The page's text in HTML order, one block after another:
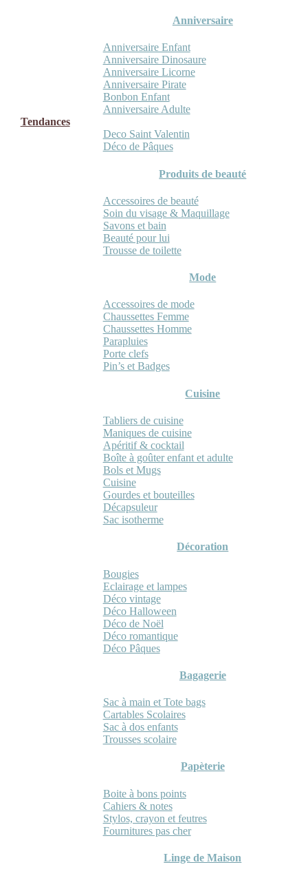
Anniversaire
Anniversaire Enfant
Anniversaire Dinosaure
Anniversaire Licorne
Anniversaire Pirate
Bonbon Enfant
Anniversaire Adulte
Tendances
Deco Saint Valentin
Déco de Pâques
Produits de beauté
Accessoires de beauté
Soin du visage & Maquillage
Savons et bain
Beauté pour lui
Trousse de toilette
Mode
Accessoires de mode
Chaussettes Femme
Chaussettes Homme
Parapluies
Porte clefs
Pin’s et Badges
Cuisine
Tabliers de cuisine
Maniques de cuisine
Apéritif & cocktail
Boîte à goûter enfant et adulte
Bols et Mugs
Cuisine
Gourdes et bouteilles
Décapsuleur
Sac isotherme
Décoration
Bougies
Eclairage et lampes
Déco vintage
Déco Halloween
Déco de Noël
Déco romantique
Déco Pâques
Bagagerie
Sac à main et Tote bags
Cartables Scolaires
Sac à dos enfants
Trousses scolaire
Papèterie
Boite à bons points
Cahiers & notes
Stylos, crayon et feutres
Fournitures pas cher
Linge de Maison